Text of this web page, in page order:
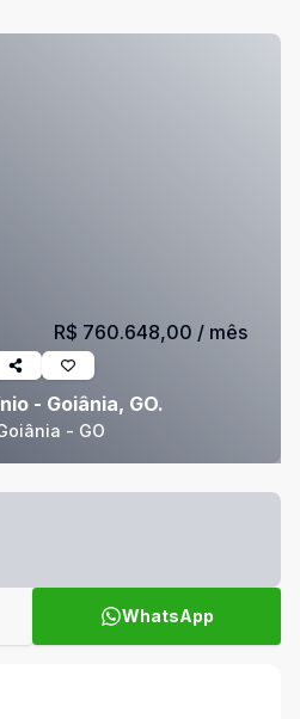
- Goiânia, GO.
- GO
R$ 760.648,00 / mês
WhatsApp